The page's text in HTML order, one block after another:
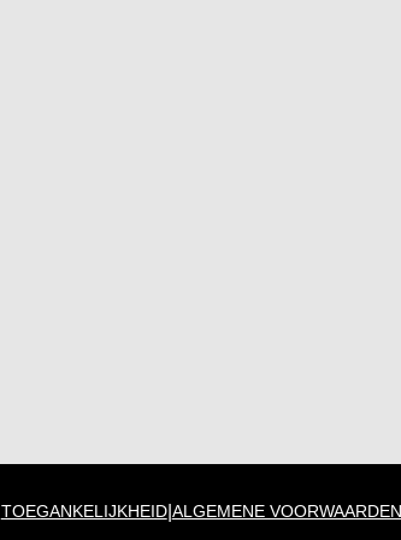
TOEGANKELIJKHEID| ALGEMENE VOORWAARDEN